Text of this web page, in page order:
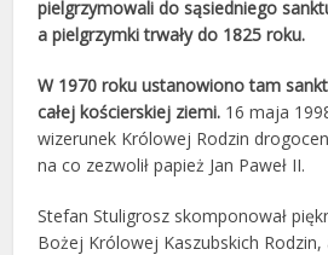
pielgrzymowali do sąsiedniego
a pielgrzymki trwały do 1825 roku.
W 1970 roku ustanowiono tam
całej kościerskiej ziemi. 16 maja
wizerunek Królowej Rodzin
na co zezwolił papież Jan Paweł II.
Stefan Stuligrosz skomponował
Bożej Królowej Kaszubskich